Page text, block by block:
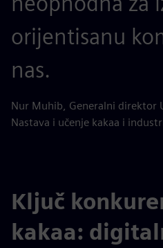
orijentisanu
nas.
Nur Muhib, Generalni direktor
Nastava i učenje kakaa i
Ključ
kakaa: